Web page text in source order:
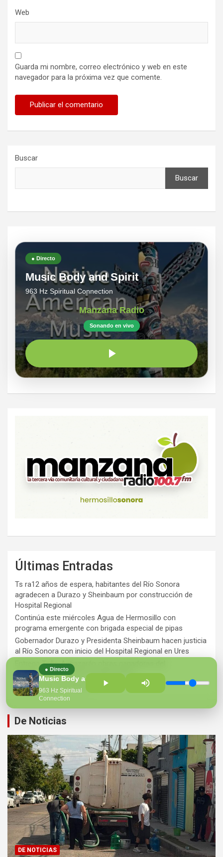
Web
Guarda mi nombre, correo electrónico y web en este
navegador para la próxima vez que comente.
Buscar
Buscar
● Directo
Music Body and Spirit
963 Hz Spiritual Connection
Manzana Radio
Sonando en vivo
● Directo
963 Hz Spiritual
Connection
Últimas Entradas
Ts ra12 años de espera, habitantes del Río Sonora
agradecen a Durazo y Sheinbaum por construcción de
Hospital Regional
Continúa este miércoles Agua de Hermosillo con
programa emergente con brigada especial de pipas
Gobernador Durazo y Presidenta Sheinbaum hacen justicia
al Río Sonora con inicio del Hospital Regional en Ures
Entrega Toño Astiazarán obras ganadoras del
presupuesto CRECES en Montecarlo
¡Perversidad sin límites!
De Noticias
DE NOTICIAS